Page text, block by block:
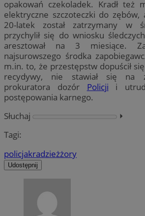
opakowań czekoladek. Kradł też
elektryczne szczoteczki do
20-latek został zatrzymany w
przychylił się do wniosku
aresztował na 3 miesiące.
najsurowszego środka
m.in. to, że przestępstw dopuścił
recydywy, nie stawiał się na
prokuratora dozór Policji i
postępowania karnego.
Słuchaj
⏵︎
Tagi:
policjakradzieżżory
Udostępnij